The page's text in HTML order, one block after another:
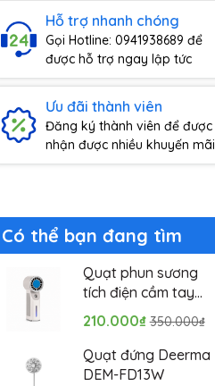
Hỗ trợ nhanh chóng
Gọi Hotline: 0941938689 để
được hỗ trợ ngay lập tức
Ưu đãi thành viên
Đăng ký thành viên để được
nhận được nhiều khuyến mãi
Có thể bạn đang tìm
Quạt phun sương
tích điện cầm tay
mini có sò lạnh
Solove MLS6212B -
Bảo hành 1 tháng
210.000₫ 350.000₫
Quạt đứng Deerma
DEM-FD13W